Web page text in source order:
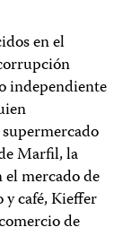
en el
independiente
Marfil, la
mercado de
y café, Kieffer
de